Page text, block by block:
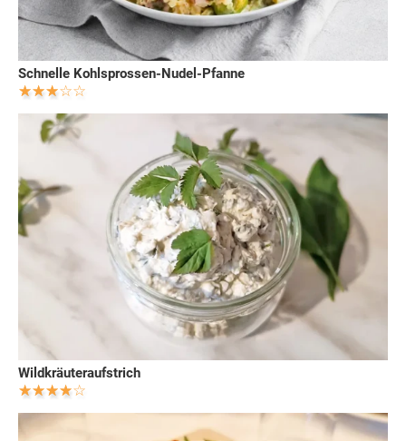
Schnelle Kohlsprossen-Nudel-Pfanne
Wildkräuteraufstrich